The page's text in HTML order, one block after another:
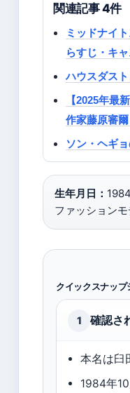
関連記事 4件
ミッドナイ
らすじ・キ
ハウスダス
【2025年最
作家藤原審
ソン・ヘギ
生年月日：
ファッションモ
クイックスナップ
1 確認さ
本名は臼
1984年